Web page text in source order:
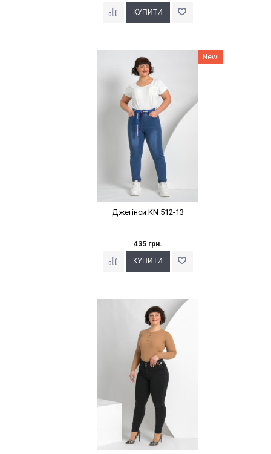
New!
Джегінси KN 512-13
435 грн.
Наклейки Варіант з %